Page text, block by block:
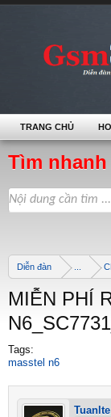
Tìm
Diễn đàn
MIỄN PHÍ
Tags:
masstel n6
Tuanlte
TRANG CHỦ